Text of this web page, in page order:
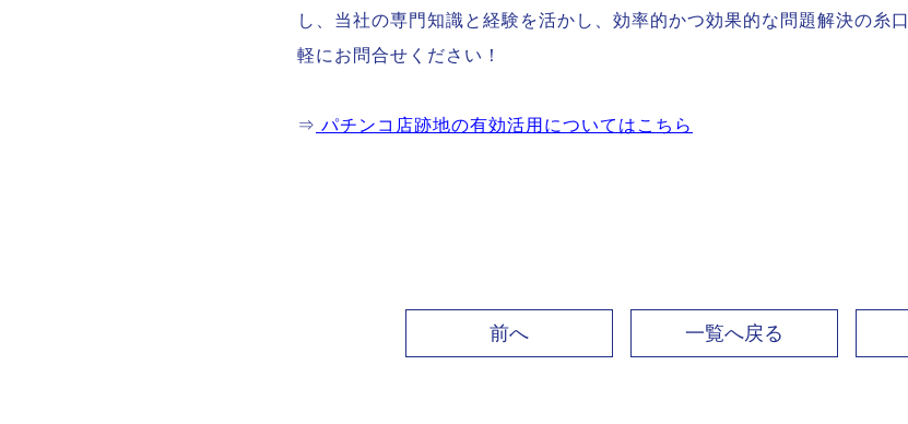
し、当社の専門知識と経験を活かし、効率的かつ効果的な問題解決の糸
軽にお問合せください！
⇒ パチンコ店跡地の有効活用についてはこちら
前へ 一覧へ戻る